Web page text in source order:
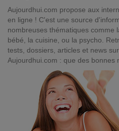
Aujourdhui.com propose aux
en ligne ! C'est une source
nombreuses thématiques comme
bébé, la cuisine, ou la psycho.
tests, dossiers, articles et news
Aujourdhui.com : que des bonnes